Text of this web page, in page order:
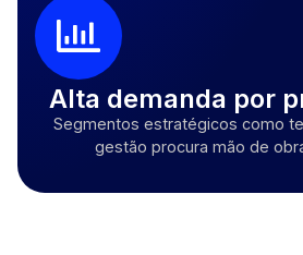
Alta demanda por
Segmentos estratégicos como
gestão procura mão de